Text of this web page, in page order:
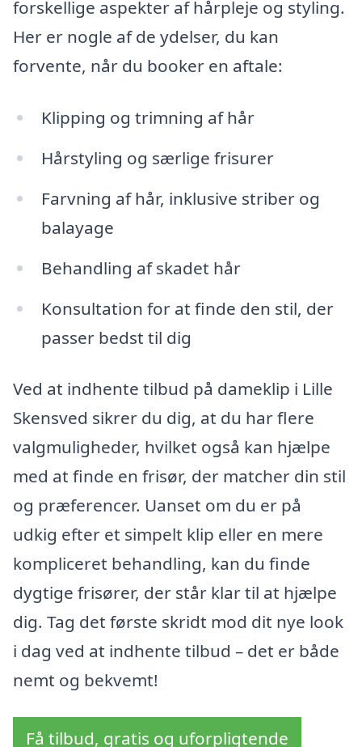
forskellige aspekter af hårpleje og styling.
Her er nogle af de ydelser, du kan
forvente, når du booker en aftale:
Klipping og trimning af hår
Hårstyling og særlige frisurer
Farvning af hår, inklusive striber og
balayage
Behandling af skadet hår
Konsultation for at finde den stil, der
passer bedst til dig
Ved at indhente tilbud på dameklip i Lille
Skensved sikrer du dig, at du har flere
valgmuligheder, hvilket også kan hjælpe
med at finde en frisør, der matcher din stil
og præferencer. Uanset om du er på
udkig efter et simpelt klip eller en mere
kompliceret behandling, kan du finde
dygtige frisører, der står klar til at hjælpe
dig. Tag det første skridt mod dit nye look
i dag ved at indhente tilbud – det er både
nemt og bekvemt!
Få tilbud, gratis og uforpligtende